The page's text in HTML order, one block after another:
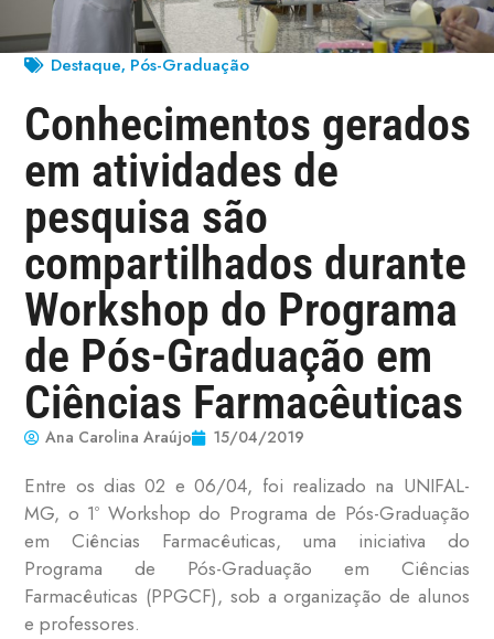
Destaque, Pós-Graduação
Conhecimentos gerados
em atividades de
pesquisa são
compartilhados durante
Workshop do Programa
de Pós-Graduação em
Ciências Farmacêuticas
Ana Carolina Araújo 15/04/2019
Entre os dias 02 e 06/04, foi realizado na UNIFAL-
MG, o 1º Workshop do Programa de Pós-Graduação
em Ciências Farmacêuticas, uma iniciativa do
Programa de Pós-Graduação em Ciências
Farmacêuticas (PPGCF), sob a organização de alunos
e professores.